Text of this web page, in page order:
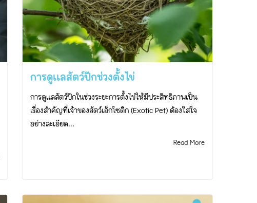
การดูเเลสัตว์ปีกช่วงตั้งไข่
การดูแลสัตว์ปีกในช่วงระยะการตั้งไข่ให้มีประสิทธิภาพเป็น
เรื่องสำคัญที่เจ้าของสัตว์เอ็กโซติก (Exotic Pet) ต้องใส่ใจ
อย่างละเอียด...
Read More